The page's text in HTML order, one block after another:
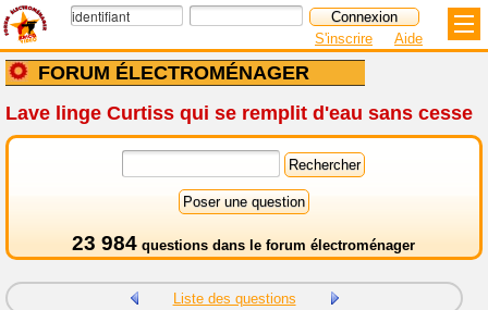
FORUM ÉLECTROMÉNAGER
S'inscrire Aide
Lave linge Curtiss qui se remplit d'eau sans cesse
23 984 questions dans le forum électroménager
Liste des questions